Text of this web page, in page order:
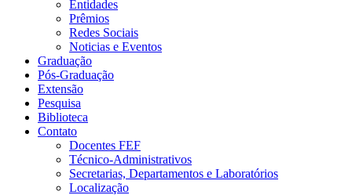
Entidades
Prêmios
Redes Sociais
Noticias e Eventos
Graduação
Pós-Graduação
Extensão
Pesquisa
Biblioteca
Contato
Docentes FEF
Técnico-Administrativos
Secretarias, Departamentos e Laboratórios
Localização